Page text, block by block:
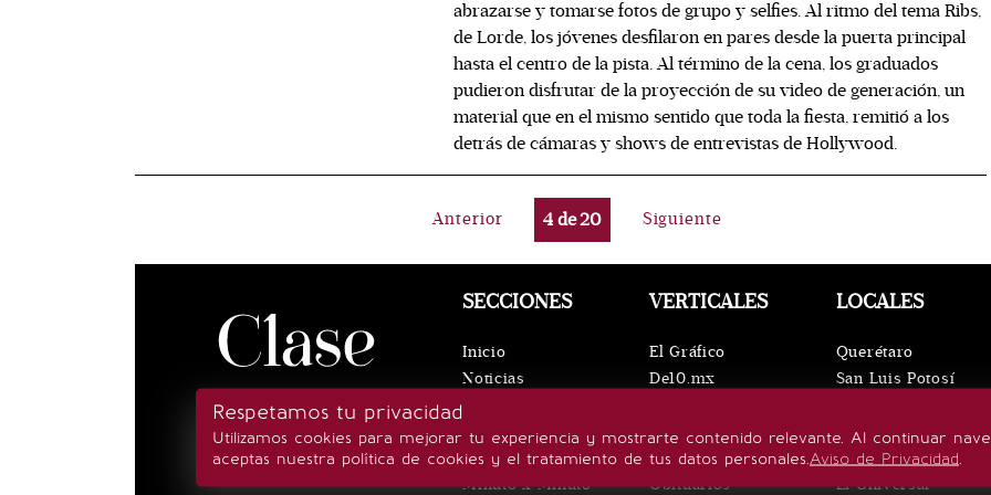
abrazarse y tomarse fotos de grupo y selfies. Al ritmo del tema Ribs,
de Lorde, los jóvenes desfilaron en pares desde la puerta principal
hasta el centro de la pista. Al término de la cena, los graduados
pudieron disfrutar de la proyección de su video de generación, un
material que en el mismo sentido que toda la fiesta, remitió a los
detrás de cámaras y shows de entrevistas de Hollywood.
Anterior 4 de20 Siguiente
Respetamos tu privacidad
Utilizamos cookies para mejorar tu experiencia y mostrarte contenido relevante. Al continuar
aceptas nuestra política de cookies y el tratamiento de tus datos personales.Aviso de Privacidad.
SECCIONES
Inicio
Noticias
Realeza
Estilo de vida
Minuto x Minuto
VERTICALES
El Gráfico
De10.mx
Confabulario
Aviso Oportuno
Obituarios
LOCALES
Querétaro
San Luis Potosí
Puebla
Hidalgo
El Universal